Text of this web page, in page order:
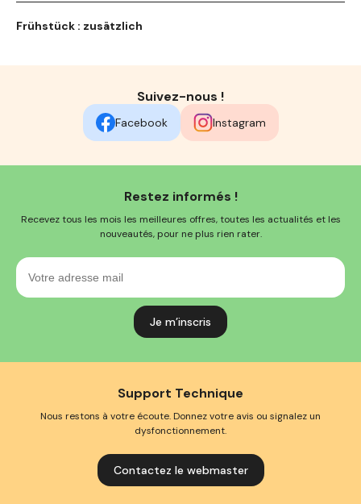
Frühstück : zusätzlich
Suivez-nous !
Facebook Instagram
Restez informés !
Recevez tous les mois les meilleures offres, toutes les actualités et les
nouveautés, pour ne plus rien rater.
Votre
adresse
mail
Support Technique
Nous restons à votre écoute. Donnez votre avis ou signalez un
dysfonctionnement.
Contactez le webmaster